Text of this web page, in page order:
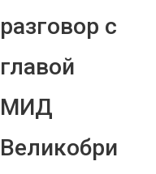
разговор с
главой
МИД
Великобри